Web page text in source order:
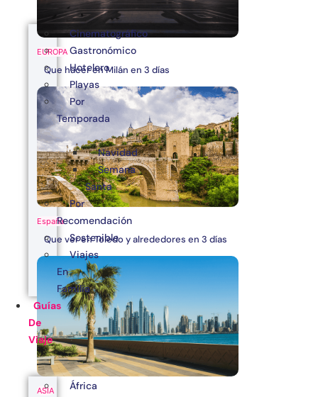
EUROPA
Que hacer en Milán en 3 días
España
Que ver en Toledo y alrededores en 3 días
ASIA
Cinematográfico
Gastronómico
Hotelero
Playas
Por
Temporada
Navidad
Semana
Santa
Por
Recomendación
Sostenible
Viajes
En
Familia
Guías
De
Viaje
África